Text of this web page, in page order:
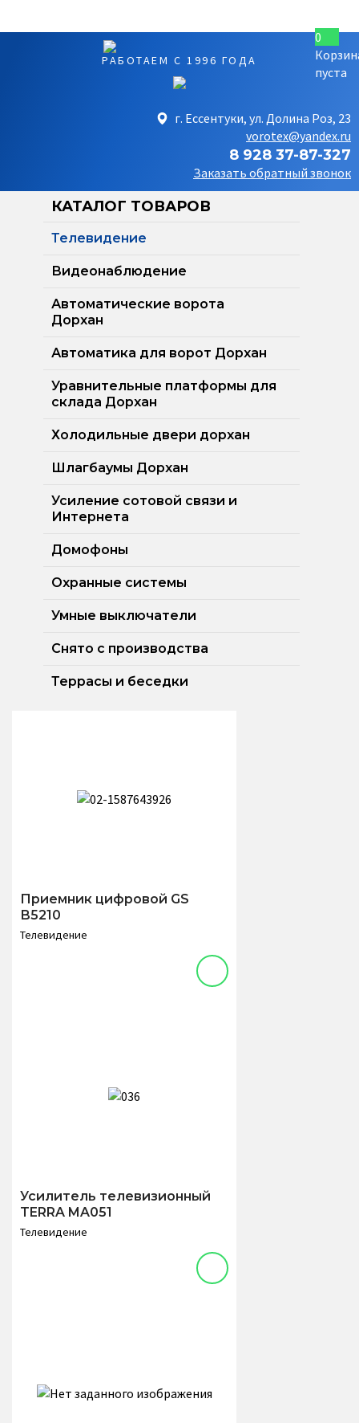
РАБОТАЕМ С 1996 ГОДА
г. Ессентуки, ул. Долина Роз, 23
vorotex@yandex.ru
8 928 37-87-327
Заказать обратный звонок
0
пуста
КАТАЛОГ ТОВАРОВ
Телевидение
Видеонаблюдение
Автоматические ворота
Дорхан
Автоматика для ворот Дорхан
Уравнительные платформы для
склада Дорхан
Холодильные двери дорхан
Шлагбаумы Дорхан
Усиление сотовой связи и
Интернета
Домофоны
Охранные системы
Умные выключатели
Снято с производства
Террасы и беседки
Приемник цифровой GS
В5210
Телевидение
Усилитель телевизионный
TERRA MA051
Телевидение